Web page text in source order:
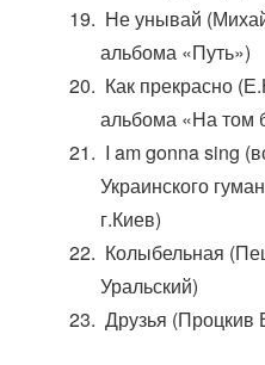
Не унывай
альбома «Путь»)
Как прекрасно
альбома «На том
I am gonna sing
Украинского
г.Киев)
Колыбельная
Уральский)
Друзья (Процкив